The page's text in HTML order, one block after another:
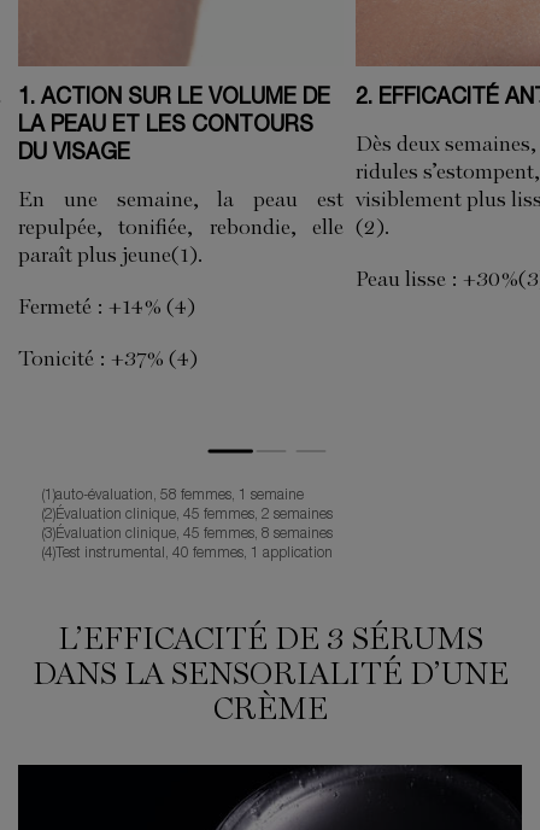
1. ACTION SUR LE VOLUME DE
LA PEAU ET LES CONTOURS
DU VISAGE
En une semaine, la peau est
repulpée, tonifiée, rebondie, elle
paraît plus jeune(1).
Fermeté : +14% (4)
Tonicité : +37% (4)
2. EFFICACITÉ
Dès deux
ridules
visiblement plus
(2).
Peau lisse :
(1)auto-évaluation, 58 femmes, 1 semaine
(2)Évaluation clinique, 45 femmes, 2 semaines
(3)Évaluation clinique, 45 femmes, 8 semaines
(4)Test instrumental, 40 femmes, 1 application
L’EFFICACITÉ DE 3 SÉRUMS
DANS LA SENSORIALITÉ D’UNE
CRÈME